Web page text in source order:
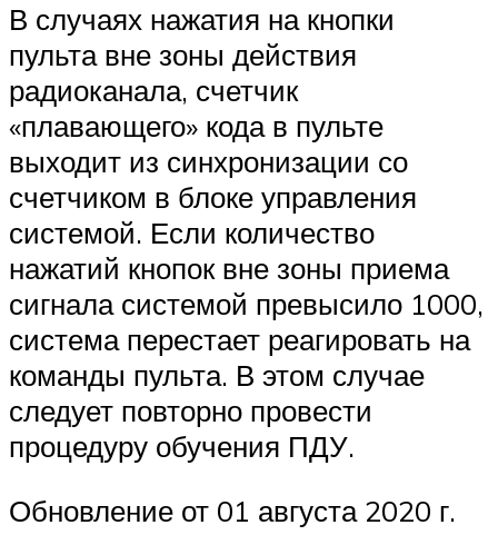
В случаях нажатия на кнопки
пульта вне зоны действия
радиоканала, счетчик
«плавающего» кода в пульте
выходит из синхронизации со
счетчиком в блоке управления
системой. Если количество
нажатий кнопок вне зоны приема
сигнала системой превысило 1000,
система перестает реагировать на
команды пульта. В этом случае
следует повторно провести
процедуру обучения ПДУ.
Обновление от 01 августа 2020 г.